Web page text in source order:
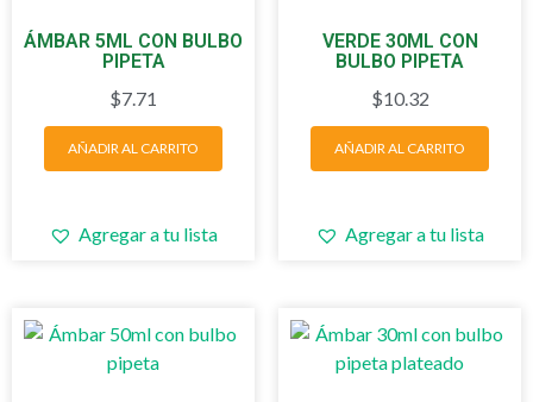
ÁMBAR 5ML CON BULBO
PIPETA
$7.71
AÑADIR AL CARRITO
Agregar a tu lista
VERDE 30ML CON
BULBO PIPETA
$10.32
AÑADIR AL CARRITO
Agregar a tu lista